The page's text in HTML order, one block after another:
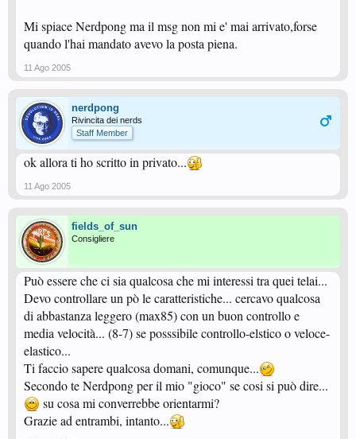
Mi spiace Nerdpong ma il msg non mi e' mai arrivato,forse
quando l'hai mandato avevo la posta piena.
11 Ago 2005
nerdpong
Rivincita dei nerds
Staff Member
ok allora ti ho scritto in privato...
11 Ago 2005
fields_of_sun
Consigliere
Può essere che ci sia qualcosa che mi interessi tra quei telai...
Devo controllare un pò le caratteristiche... cercavo qualcosa
di abbastanza leggero (max85) con un buon controllo e
media velocità... (8-7) se posssibile controllo-elstico o veloce-
elastico...
Ti faccio sapere qualcosa domani, comunque...
Secondo te Nerdpong per il mio "gioco" se cosi si può dire...
su cosa mi converrebbe orientarmi?
Grazie ad entrambi, intanto...